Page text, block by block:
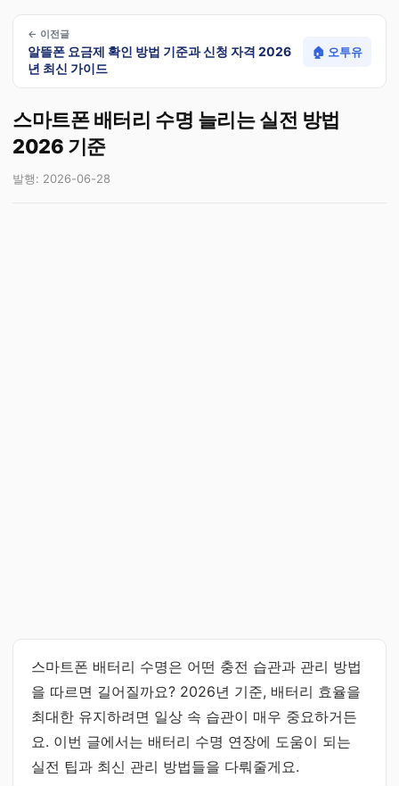
← 이전글
알뜰폰 요금제 확인 방법 기준과 신청 자격 2026
년 최신 가이드
🏠 오투유
스마트폰 배터리 수명 늘리는 실전 방법
2026 기준
발행: 2026-06-28
스마트폰 배터리 수명은 어떤 충전 습관과 관리 방법
을 따르면 길어질까요? 2026년 기준, 배터리 효율을
최대한 유지하려면 일상 속 습관이 매우 중요하거든
요. 이번 글에서는 배터리 수명 연장에 도움이 되는
실전 팁과 최신 관리 방법들을 다뤄줄게요.